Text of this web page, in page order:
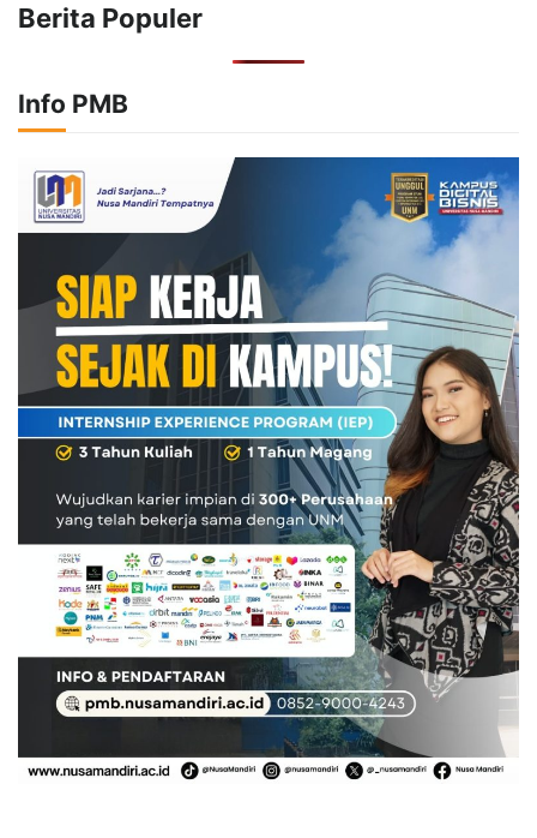
Berita Populer
Info PMB